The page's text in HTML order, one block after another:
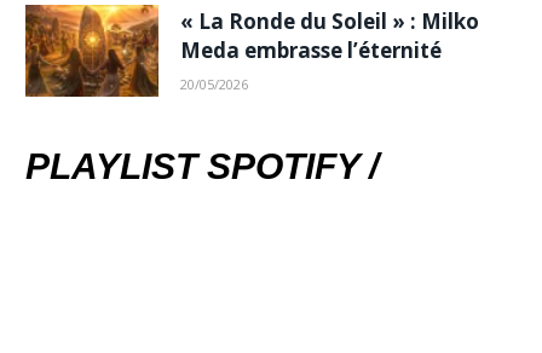
« La Ronde du Soleil » : Milko
Meda embrasse l’éternité
20/05/2026
PLAYLIST SPOTIFY /